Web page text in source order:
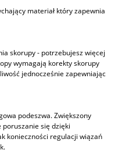
materiał który zapewnia
skorupy - potrzebujesz więcej
wymagają korekty skorupy
jednocześnie zapewniając
podeszwa. Zwiększony
się dzięki
konieczności regulacji wiązań